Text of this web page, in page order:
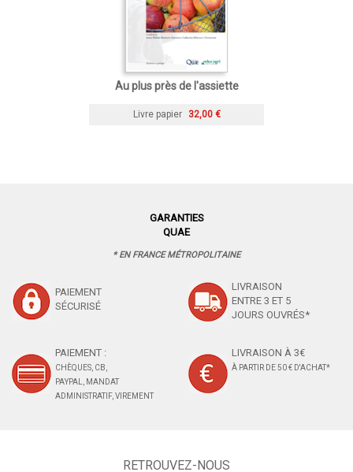
Au plus près de l'assiette
Livre papier 32,00 €
GARANTIES
QUAE
* EN FRANCE MÉTROPOLITAINE
PAIEMENT
SÉCURISÉ
LIVRAISON
ENTRE 3 ET 5
JOURS OUVRÉS*
PAIEMENT :
CHÈQUES, CB,
PAYPAL, MANDAT
ADMINISTRATIF, VIREMENT
LIVRAISON À 3€
À PARTIR DE 50 € D'ACHAT*
RETROUVEZ-NOUS